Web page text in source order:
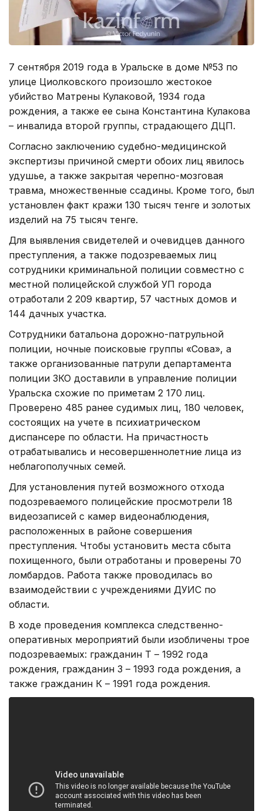
7 сентября 2019 года в Уральске в доме №53 по
улице Циолковского произошло жестокое
убийство Матрены Кулаковой, 1934 года
рождения, а также ее сына Константина Кулакова
– инвалида второй группы, страдающего ДЦП.
Согласно заключению судебно-медицинской
экспертизы причиной смерти обоих лиц явилось
удушье, а также закрытая черепно-мозговая
травма, множественные ссадины. Кроме того, был
установлен факт кражи 130 тысяч тенге и золотых
изделий на 75 тысяч тенге.
Для выявления свидетелей и очевидцев данного
преступления, а также подозреваемых лиц
сотрудники криминальной полиции совместно с
местной полицейской службой УП города
отработали 2 209 квартир, 57 частных домов и
144 дачных участка.
Сотрудники батальона дорожно-патрульной
полиции, ночные поисковые группы «Сова», а
также организованные патрули департамента
полиции ЗКО доставили в управление полиции
Уральска схожие по приметам 2 170 лиц.
Проверено 485 ранее судимых лиц, 180 человек,
состоящих на учете в психиатрическом
диспансере по области. На причастность
отрабатывались и несовершеннолетние лица из
неблагополучных семей.
Для установления путей возможного отхода
подозреваемого полицейские просмотрели 18
видеозаписей с камер видеонаблюдения,
расположенных в районе совершения
преступления. Чтобы установить места сбыта
похищенного, были отработаны и проверены 70
ломбардов. Работа также проводилась во
взаимодействии с учреждениями ДУИС по
области.
В ходе проведения комплекса следственно-
оперативных мероприятий были изобличены трое
подозреваемых: гражданин Т – 1992 года
рождения, гражданин З – 1993 года рождения, а
также гражданин К – 1991 года рождения.